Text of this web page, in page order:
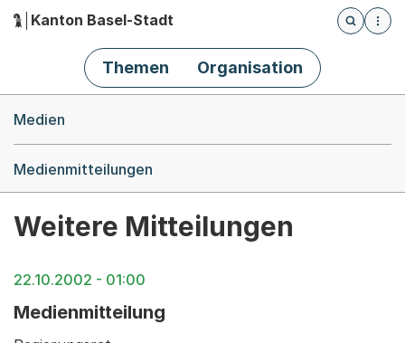
Hauptnavigation
Kanton Basel-Stadt
Öffnet
Themen Organisation
Medien
Medienmitteilungen
Weitere Mitteilungen
22.10.2002 - 01:00
Medienmitteilung